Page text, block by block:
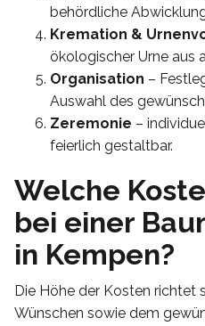
behördliche
Kremation &
ökologischer Urne aus
Organisation –
Auswahl des
Zeremonie –
feierlich gestaltbar.
Welche
bei einer
in Kempen?
Die Höhe der Kosten richtet
Wünschen sowie dem